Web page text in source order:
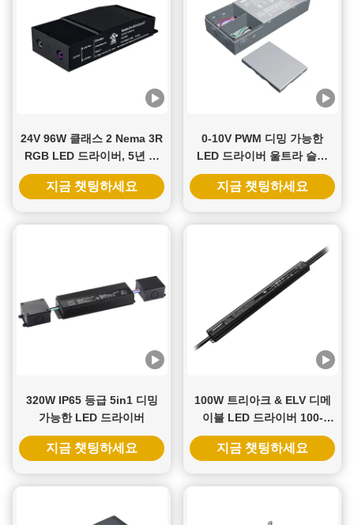
24V 96W 클래스 2 Nema 3R
RGB LED 드라이버, 5년 보
증 및 트라이액 디밍 가능
지금 챗팅하세요
0-10V PWM 디밍 가능한
LED 드라이버 울트라 슬림
20W ~ 96W 12V 24V DC
LED 전원 공급 장치
지금 챗팅하세요
320W IP65 등급 5in1 디밍
가능한 LED 드라이버
지금 챗팅하세요
100W 트리아크 & ELV 디메
이블 LED 드라이버 100-
277VAC 입력과 12V 24V
36V 48V 출력
지금 챗팅하세요